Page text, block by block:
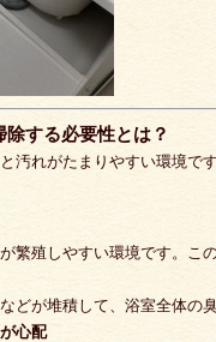
する必要性とは？
汚れがたまりやすい環境で
繁殖しやすい環境です。こ
どが堆積して、浴室全体の
心配